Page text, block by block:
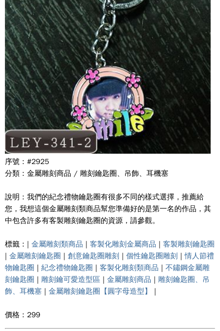
序號 : #2925
分類 : 金屬雕刻商品 / 雕刻鑰匙圈、吊飾、耳機塞
說明 : 我們的紀念禮物鑰匙圈有很多不同的樣式選擇，推薦給
您，我想這個金屬雕刻類商品幫您準備好的是第一名的作品，其
中包含許多有客製雕刻鑰匙圈的資源，請參觀。
標籤 : | 金屬雕刻類商品 | 客製化雕刻金屬商品 | 客製雕刻鑰匙圈
| 金屬雕刻鑰匙圈 | 創意鑰匙圈雕刻 | 個性鑰匙圈雕刻 |情人節禮
物鑰匙圈 | 紀念禮物鑰匙圈 | 客製化雕刻類商品 | 不鏽鋼金屬雕
刻鑰匙圈 | 雕刻鑰可愛造型區 | 金屬雕刻商品 | 雕刻鑰匙圈、吊
飾、耳機塞 | 金屬雕刻鑰匙圈【圓字母造型】 |
價格 : 299